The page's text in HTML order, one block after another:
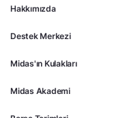
Hakkımızda
Destek Merkezi
Midas'ın Kulakları
Midas Akademi